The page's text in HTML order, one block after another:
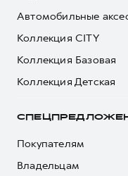
Автомобильные
Коллекция CITY
Коллекция Базовая
Коллекция Детская
Покупателям
Владельцам